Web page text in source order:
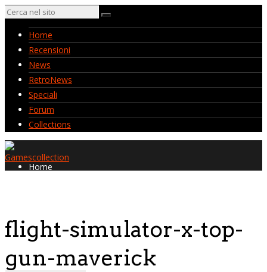
Home
Recensioni
News
RetroNews
Speciali
Forum
Collections
Home
Speciali
Forum
Collections
flight-simulator-x-top-
gun-maverick